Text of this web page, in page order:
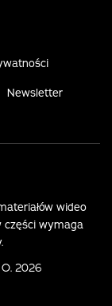
on Rss
Newsletter
wideo
części wymaga
O. 2026